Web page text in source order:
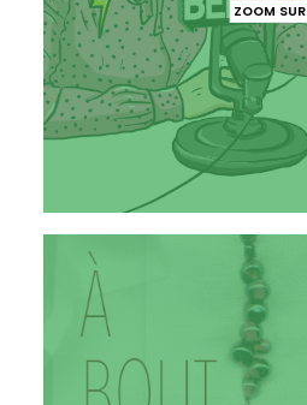
ZOOM SUR